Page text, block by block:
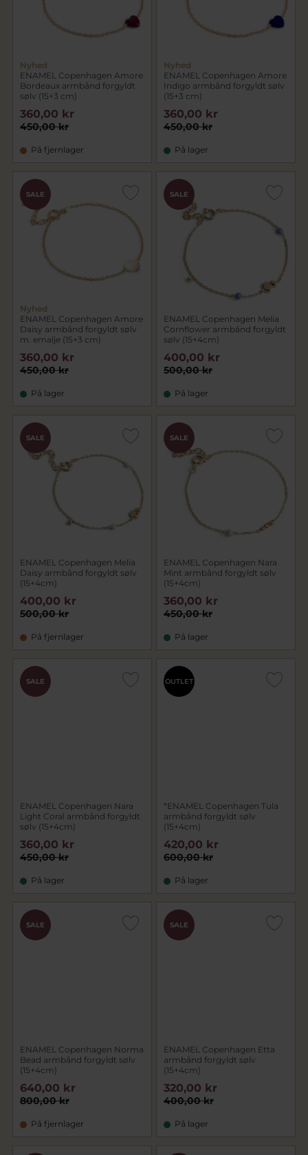
Nyhed
ENAMEL Copenhagen Amore
Bordeaux armbånd forgyldt
sølv (15+3 cm)
450,00 kr
360,00 kr
På fjernlager
Nyhed
ENAMEL Copenhagen Amore
Indigo armbånd forgyldt sølv
(15+3 cm)
450,00 kr
360,00 kr
På lager
SALE
Nyhed
ENAMEL Copenhagen Amore
Daisy armbånd forgyldt sølv
m. emalje (15+3 cm)
450,00 kr
360,00 kr
På lager
SALE
ENAMEL Copenhagen Melia
Cornflower armbånd forgyldt
sølv (15+4cm)
500,00 kr
400,00 kr
På lager
SALE
ENAMEL Copenhagen Melia
Daisy armbånd forgyldt sølv
(15+4cm)
500,00 kr
400,00 kr
På fjernlager
SALE
ENAMEL Copenhagen Nara
Mint armbånd forgyldt sølv
(15+4cm)
450,00 kr
360,00 kr
På lager
SALE
ENAMEL Copenhagen Nara
Light Coral armbånd forgyldt
sølv (15+4cm)
450,00 kr
360,00 kr
På lager
OUTLET
*ENAMEL Copenhagen Tula
armbånd forgyldt sølv
(15+4cm)
600,00 kr
420,00 kr
På lager
SALE
ENAMEL Copenhagen Norma
Bead armbånd forgyldt sølv
(15+4cm)
800,00 kr
640,00 kr
På fjernlager
SALE
ENAMEL Copenhagen Etta
armbånd forgyldt sølv
(15+4cm)
400,00 kr
320,00 kr
På lager